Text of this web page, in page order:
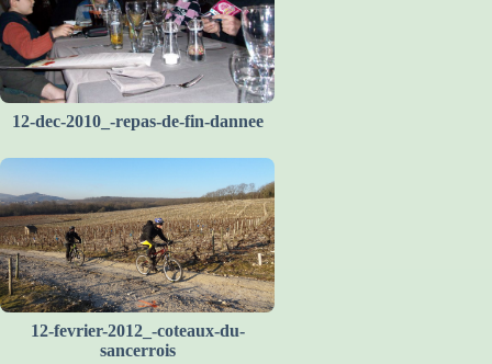
12-dec-2010_-repas-de-fin-dannee
12-fevrier-2012_-coteaux-du-
sancerrois